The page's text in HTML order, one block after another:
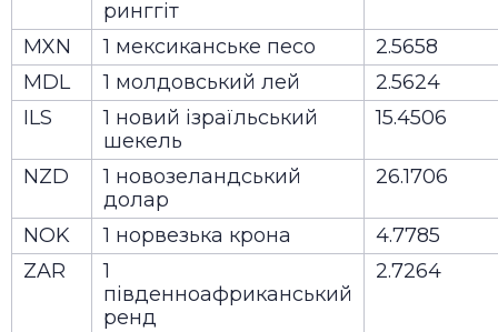
ринггіт
MXN 1 мексиканське песо
2.5658
MDL
1 молдовський лей
2.5624
ILS
1 новий ізраїльський
шекель
15.4506
NZD
1 новозеландський
долар
26.1706
NOK 1 норвезька крона
4.7785
ZAR
1
південноафриканський
ренд
2.7264